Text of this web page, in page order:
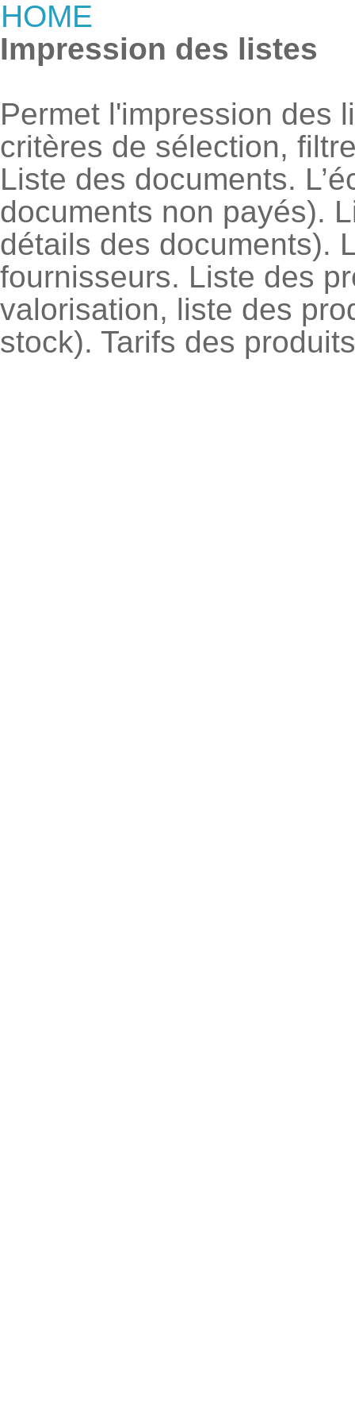
HOME
Impression des listes
Permet l'impression des
critères de sélection,
Liste des documents.
documents non payés).
détails des documents).
fournisseurs. Liste des
valorisation, liste des
stock). Tarifs des